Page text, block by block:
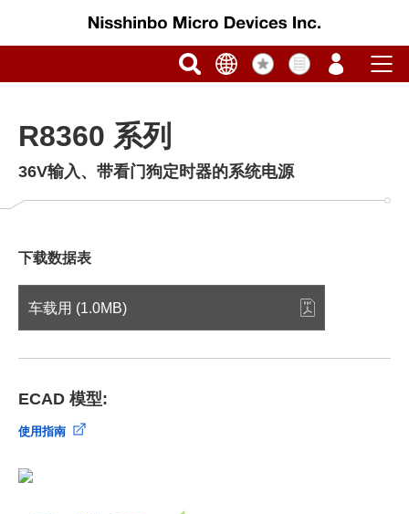
R8360 系列
36V输入、带看门狗定时器的系统电源
下载数据表
车载用 (1.0MB)
ECAD 模型:
使用指南